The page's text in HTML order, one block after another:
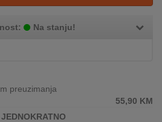
Na stanju!
preuzimanja
55,90 KM